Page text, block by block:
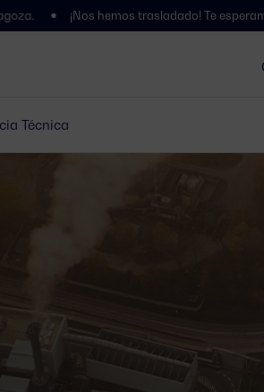
Técnica
¡Nos hemos trasladado! Te esperamos en